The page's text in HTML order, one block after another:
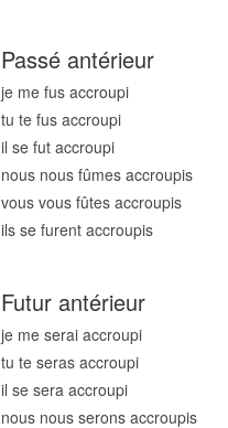
Passé antérieur
je me fus accroupi
tu te fus accroupi
il se fut accroupi
nous nous fûmes accroupis
vous vous fûtes accroupis
ils se furent accroupis
Futur antérieur
je me serai accroupi
tu te seras accroupi
il se sera accroupi
nous nous serons accroupis